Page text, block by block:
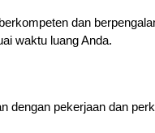
dan
waktu luang Anda.
dengan pekerjaan dan